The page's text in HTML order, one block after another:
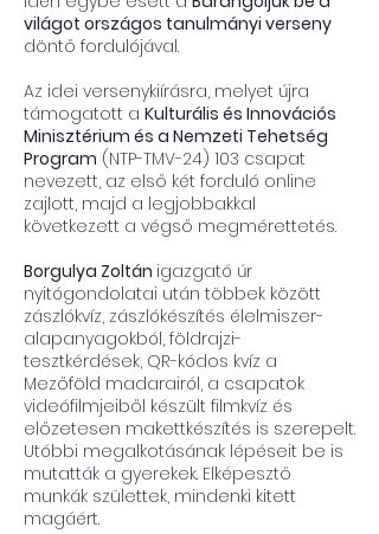
világot országos tanulmányi verseny
döntő fordulójával.
Az idei versenykiírásra, melyet újra
támogatott a Kulturális és Innovációs
Minisztérium és a Nemzeti Tehetség
Program (NTP-TMV-24) 103 csapat
nevezett, az első két forduló online
zajlott, majd a legjobbakkal
következett a végső megmérettetés.
Borgulya Zoltán igazgató úr
nyitógondolatai után többek között
zászlókvíz, zászlókészítés élelmiszer-
alapanyagokból, földrajzi-
tesztkérdések, QR-kódos kvíz a
Mezőföld madarairól, a csapatok
videófilmjeiből készült filmkvíz és
előzetesen makettkészítés is szerepelt.
Utóbbi megalkotásának lépéseit be is
mutatták a gyerekek. Elképesztő
munkák születtek, mindenki kitett
magáért.